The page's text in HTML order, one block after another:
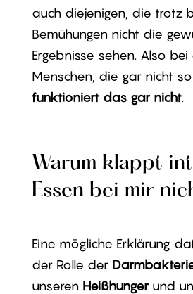
auch diejenigen, die trotz
Bemühungen nicht die
Ergebnisse sehen. Also bei
Menschen, die gar nicht
funktioniert das gar nicht.
Warum klappt
Essen bei mir
Eine mögliche Erklärung
der Rolle der
unseren Heißhungerund